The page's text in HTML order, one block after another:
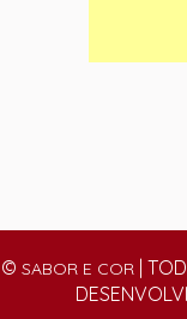
© SABOR E COR|